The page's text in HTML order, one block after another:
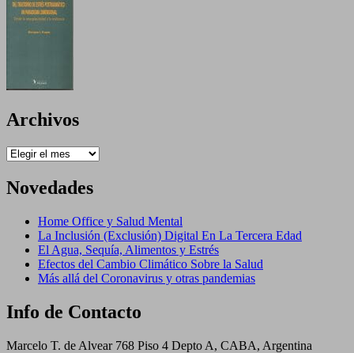
Archivos
Archivos
Novedades
Home Office y Salud Mental
La Inclusión (Exclusión) Digital En La Tercera Edad
El Agua, Sequía, Alimentos y Estrés
Efectos del Cambio Climático Sobre la Salud
Más allá del Coronavirus y otras pandemias
Info de Contacto
Marcelo T. de Alvear 768 Piso 4 Depto A, CABA, Argentina